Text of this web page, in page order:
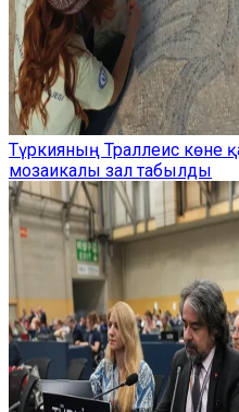
Түркияның Траллеис
мозаикалы зал табылды